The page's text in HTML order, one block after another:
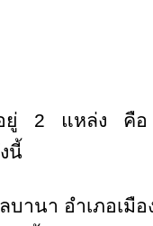
ยู่ 2 แหล่ง คือ
นี้
านา อำเภอเมื